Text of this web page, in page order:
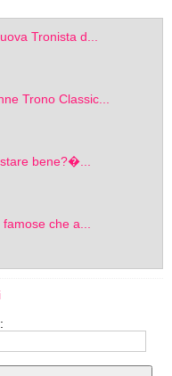
Tronista d...
Trono Classic...
bene?�...
che a...